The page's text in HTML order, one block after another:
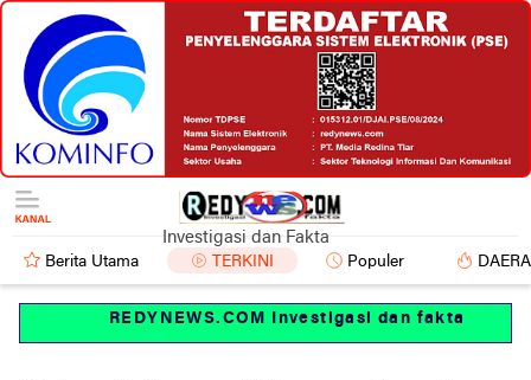
Investigasi dan Fakta
Berita Utama TERKINI Populer
REDYNEWS.COM Investigasi dan fakta